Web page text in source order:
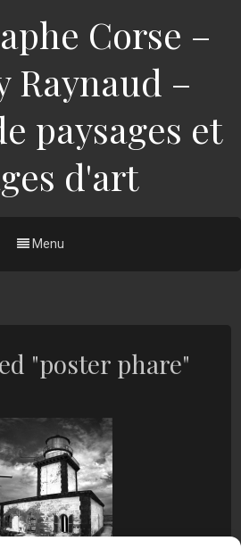
Corse –
Raynaud –
paysages et
d'art
Menu
"poster phare"